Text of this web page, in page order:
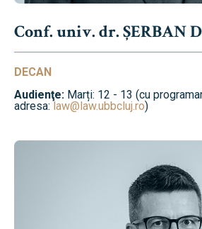
Conf. univ. dr. ȘERBAN
DECAN
Audienţe: Marți: 12 - 13 (cu
adresa:law@law.ubbcluj.ro)